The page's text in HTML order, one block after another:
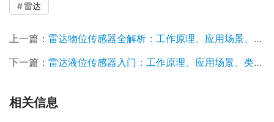
雷达
上一篇： 雷达物位传感器全解析：工作原理、应用场景、类型差异与选型指南
下一篇： 雷达液位传感器入门：工作原理、应用场景、类型及关键差异详解
相关信息